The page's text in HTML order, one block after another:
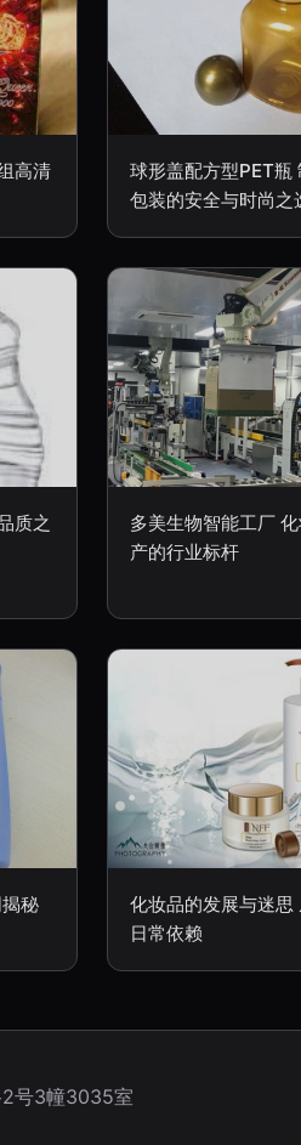
高清
球形盖配方型PET瓶
包装的安全与时尚之
质之
多美生物智能工厂
产的行业标杆
秘
化妆品的发展与迷思
日常依赖
2号3幢3035室